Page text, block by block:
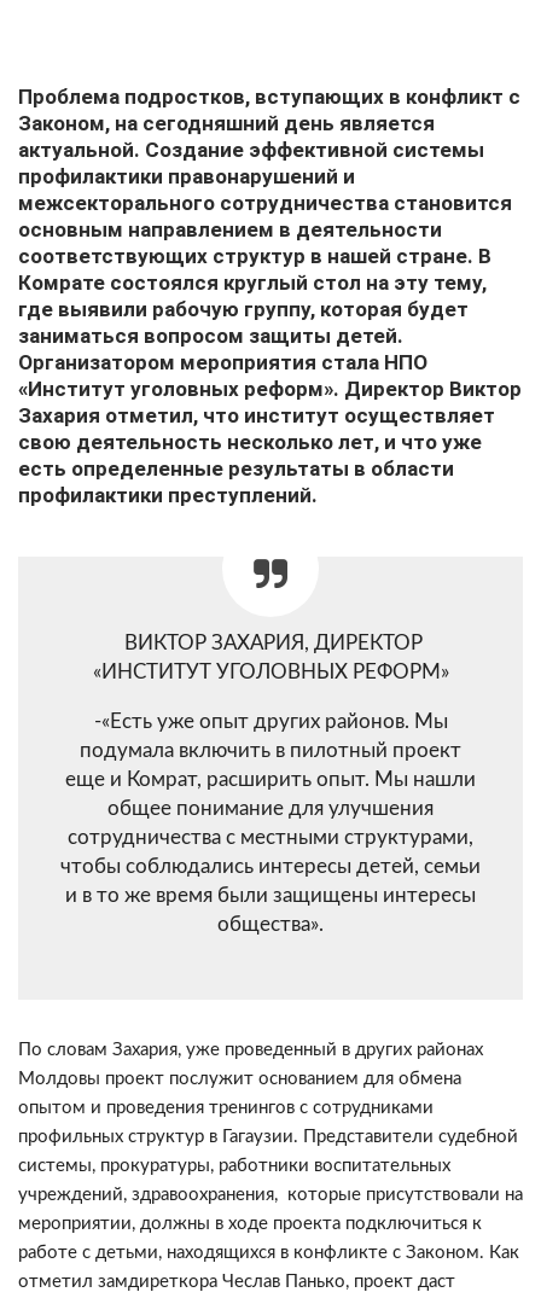
Проблема подростков, вступающих в конфликт с
Законом, на сегодняшний день является
актуальной. Создание эффективной системы
профилактики правонарушений и
межсекторального сотрудничества становится
основным направлением в деятельности
соответствующих структур в нашей стране. В
Комрате состоялся круглый стол на эту тему,
где выявили рабочую группу, которая будет
заниматься вопросом защиты детей.
Организатором мероприятия стала НПО
«Институт уголовных реформ». Директор Виктор
Захария отметил, что институт осуществляет
свою деятельность несколько лет, и что уже
есть определенные результаты в области
профилактики преступлений.
ВИКТОР ЗАХАРИЯ, ДИРЕКТОР
«ИНСТИТУТ УГОЛОВНЫХ РЕФОРМ»
-«Есть уже опыт других районов. Мы
подумала включить в пилотный проект
еще и Комрат, расширить опыт. Мы нашли
общее понимание для улучшения
сотрудничества с местными структурами,
чтобы соблюдались интересы детей, семьи
и в то же время были защищены интересы
общества».
По словам Захария, уже проведенный в других районах
Молдовы проект послужит основанием для обмена
опытом и проведения тренингов с сотрудниками
профильных структур в Гагаузии. Представители судебной
системы, прокуратуры, работники воспитательных
учреждений, здравоохранения, которые присутствовали на
мероприятии, должны в ходе проекта подключиться к
работе с детьми, находящихся в конфликте с Законом. Как
отметил замдиреткора Чеслав Панько, проект даст